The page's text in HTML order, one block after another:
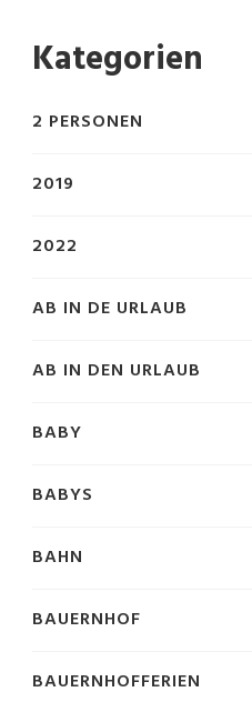
Kategorien
2 PERSONEN
2019
2022
AB IN DE URLAUB
AB IN DEN URLAUB
BABY
BABYS
BAHN
BAUERNHOF
BAUERNHOFFERIEN